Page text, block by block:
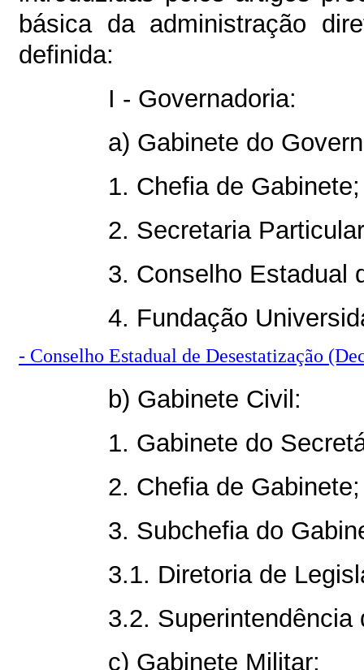
básica da administração
definida:
I - Governadoria:
a) Gabinete do
1. Chefia de Gabinete;
2. Secretaria
3. Conselho Estadual
4. Fundação
- Conselho Estadual de Desestatização
b) Gabinete Civil:
1. Gabinete do
2. Chefia de Gabinete;
3. Subchefia do
3.1. Diretoria de
3.2.
c) Gabinete Militar: